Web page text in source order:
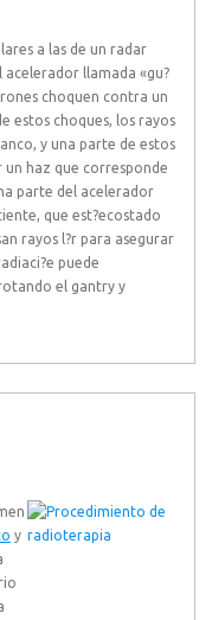
a las de un radar
llamada «gu?
choquen contra un
estos choques, los rayos
y una parte de estos
haz que corresponde
parte del acelerador
que est?ecostado
rayos l?r para asegurar
puede
el gantry y
y